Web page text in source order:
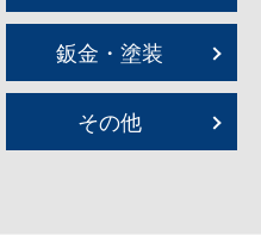
鈑金・塗装
その他